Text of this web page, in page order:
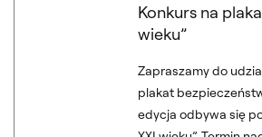
Konkurs na
wieku”
Zapraszamy do
plakat
edycja odbywa się